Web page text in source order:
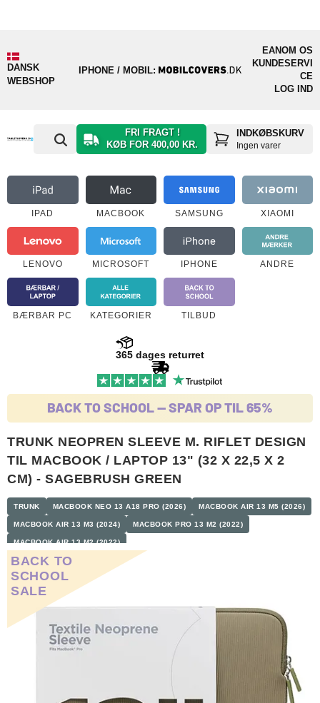
DANSK
WEBSHOP
IPHONE / MOBIL:
EANOM OS
KUNDESERVI
CE
LOG IND
FRI FRAGT !
KØB FOR 400,00 KR.
INDKØBSKURV
Ingen varer
IPAD MACBOOK SAMSUNG XIAOMI
LENOVO MICROSOFT IPHONE ANDRE
BÆRBAR PC KATEGORIER TILBUD
365 dages returret
BACK TO SCHOOL -- SPAR OP TIL 65%
TRUNK NEOPREN SLEEVE M. RIFLET DESIGN
TIL MACBOOK / LAPTOP 13" (32 X 22,5 X 2
CM) - SAGEBRUSH GREEN
TRUNK MACBOOK NEO 13 A18 PRO (2026) MACBOOK AIR 13 M5 (2026)
MACBOOK AIR 13 M3 (2024) MACBOOK PRO 13 M2 (2022)
MACBOOK AIR 13 M2 (2022)
BACK TO
SCHOOL
SALE